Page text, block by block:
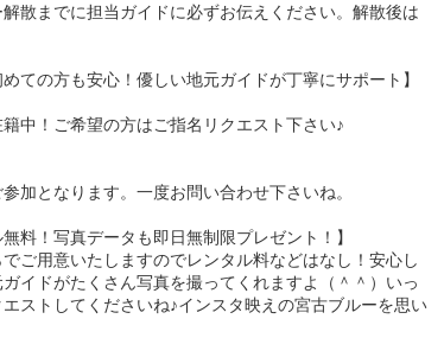
散までに担当ガイドに必ずお伝えください。解散後は
ての方も安心！優しい地元ガイドが丁寧にサポート】
中！ご希望の方はご指名リクエスト下さい♪
加となります。一度お問い合わせ下さいね。
料！写真データも即日無制限プレゼント！】
ご用意いたしますのでレンタル料などはなし！安心し
イドがたくさん写真を撮ってくれますよ（＾＾）いっ
ストしてくださいね♪インスタ映えの宮古ブルーを思い